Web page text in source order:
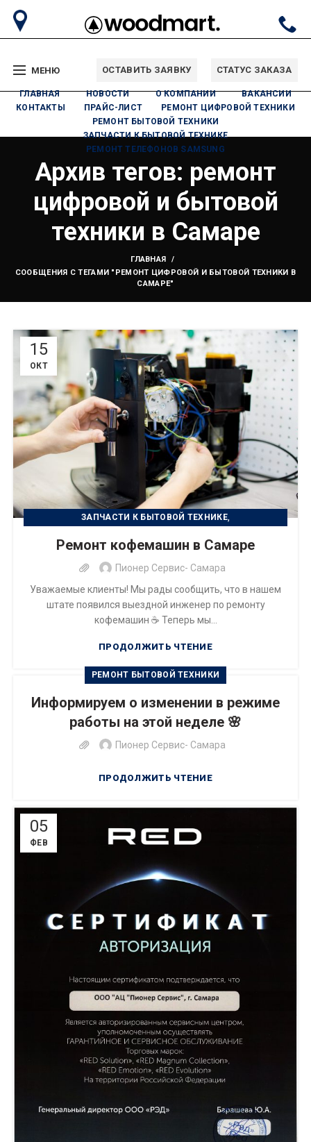
МЕНЮ ОСТАВИТЬ ЗАЯВКУ СТАТУС ЗАКАЗА
ГЛАВНАЯ НОВОСТИ О КОМПАНИИ
ВАКАНСИИ
КОНТАКТЫ
ПРАЙС-ЛИСТ
РЕМОНТ ЦИФРОВОЙ ТЕХНИКИ
РЕМОНТ БЫТОВОЙ ТЕХНИКИ
ЗАПЧАСТИ К БЫТОВОЙ ТЕХНИКЕ
РЕМОНТ ТЕЛЕФОНОВ SAMSUNG
Архив тегов: ремонт
цифровой и бытовой
техники в Самаре
ГЛАВНАЯ
СООБЩЕНИЯ С ТЕГАМИ "РЕМОНТ ЦИФРОВОЙ И БЫТОВОЙ ТЕХНИКИ В
САМАРЕ"
15
ОКТ
ЗАПЧАСТИ К БЫТОВОЙ ТЕХНИКЕ,
Ремонт кофемашин в Самаре
Пионер Сервис- Самара
Уважаемые клиенты! Мы рады сообщить, что в нашем
штате появился выездной инженер по ремонту
кофемашин ☕ Теперь мы...
ПРОДОЛЖИТЬ ЧТЕНИЕ
РЕМОНТ БЫТОВОЙ ТЕХНИКИ
Информируем о изменении в режиме
работы на этой неделе 🌸
Пионер Сервис- Самара
ПРОДОЛЖИТЬ ЧТЕНИЕ
05
ФЕВ